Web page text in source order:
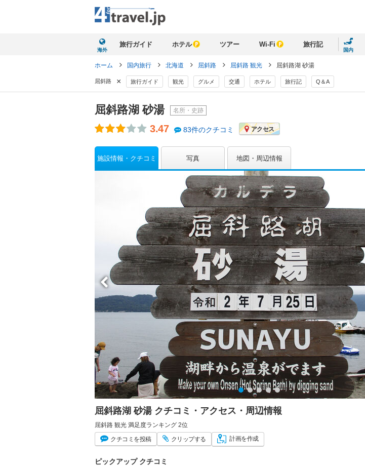
海外
旅行ガイド ホテル ツアー Wi-Fi 旅行記
国内
ホーム 国内旅行 北海道 屈斜路 屈斜路 観光 屈斜路湖 砂湯
屈斜路 × 旅行ガイド 観光 グルメ 交通 ホテル 旅行記 Q＆A
屈斜路湖 砂湯 名所・史跡
3.47 83件のクチコミ アクセス
施設情報・クチコミ 写真 地図・周辺情報
屈斜路湖 砂湯 クチコミ・アクセス・周辺情報
屈斜路 観光 満足度ランキング 2位
クチコミ を投稿 クリップする 計画を作成
ピックアップ クチコミ